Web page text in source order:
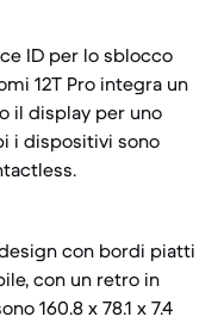
ID per lo sblocco
12T Pro integra un
il display per uno
i dispositivi sono
design con bordi piatti
con un retro in
160.8 x 78.1 x 7.4